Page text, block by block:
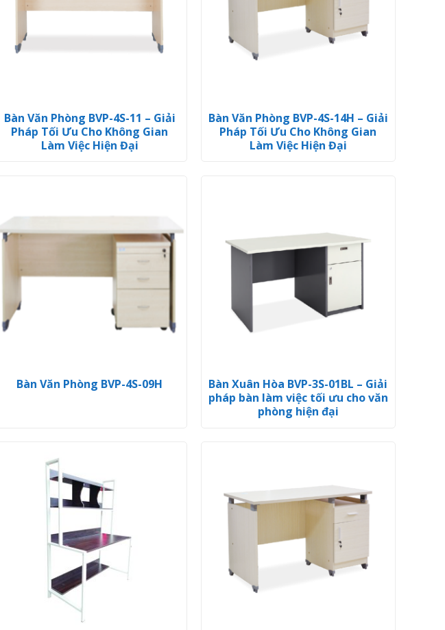
Bàn Văn Phòng BVP-4S-11 – Giải
Pháp Tối Ưu Cho Không Gian
Làm Việc Hiện Đại
Bàn Văn Phòng BVP-4S-14H – Giải
Pháp Tối Ưu Cho Không Gian
Làm Việc Hiện Đại
Bàn Văn Phòng BVP-4S-09H
Bàn Xuân Hòa BVP-3S-01BL – Giải
pháp bàn làm việc tối ưu cho văn
phòng hiện đại